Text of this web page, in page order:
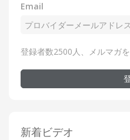
Email
登録者数2500人、メルマガ
新着ビデオ